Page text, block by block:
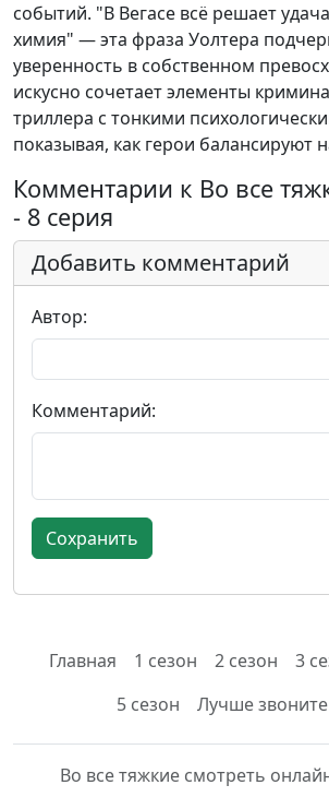
событий. "В Вегасе всё решает
химия" — эта фраза Уолтера
уверенность в собственном
искусно сочетает элементы
триллера с тонкими
показывая, как герои балансируют
Комментарии к Во все
- 8 серия
Добавить комментарий
Автор:
Комментарий:
Главная 1 сезон 2 сезон 3
5 сезон
Лучше
Во все тяжкие смотреть